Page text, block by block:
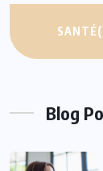
SANTÉ
Blog